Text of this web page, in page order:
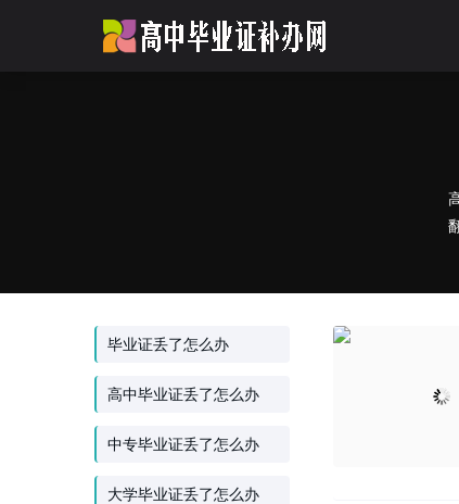
毕业证丢了怎么办
高中毕业证丢了怎么办
中专毕业证丢了怎么办
大学毕业证丢了怎么办